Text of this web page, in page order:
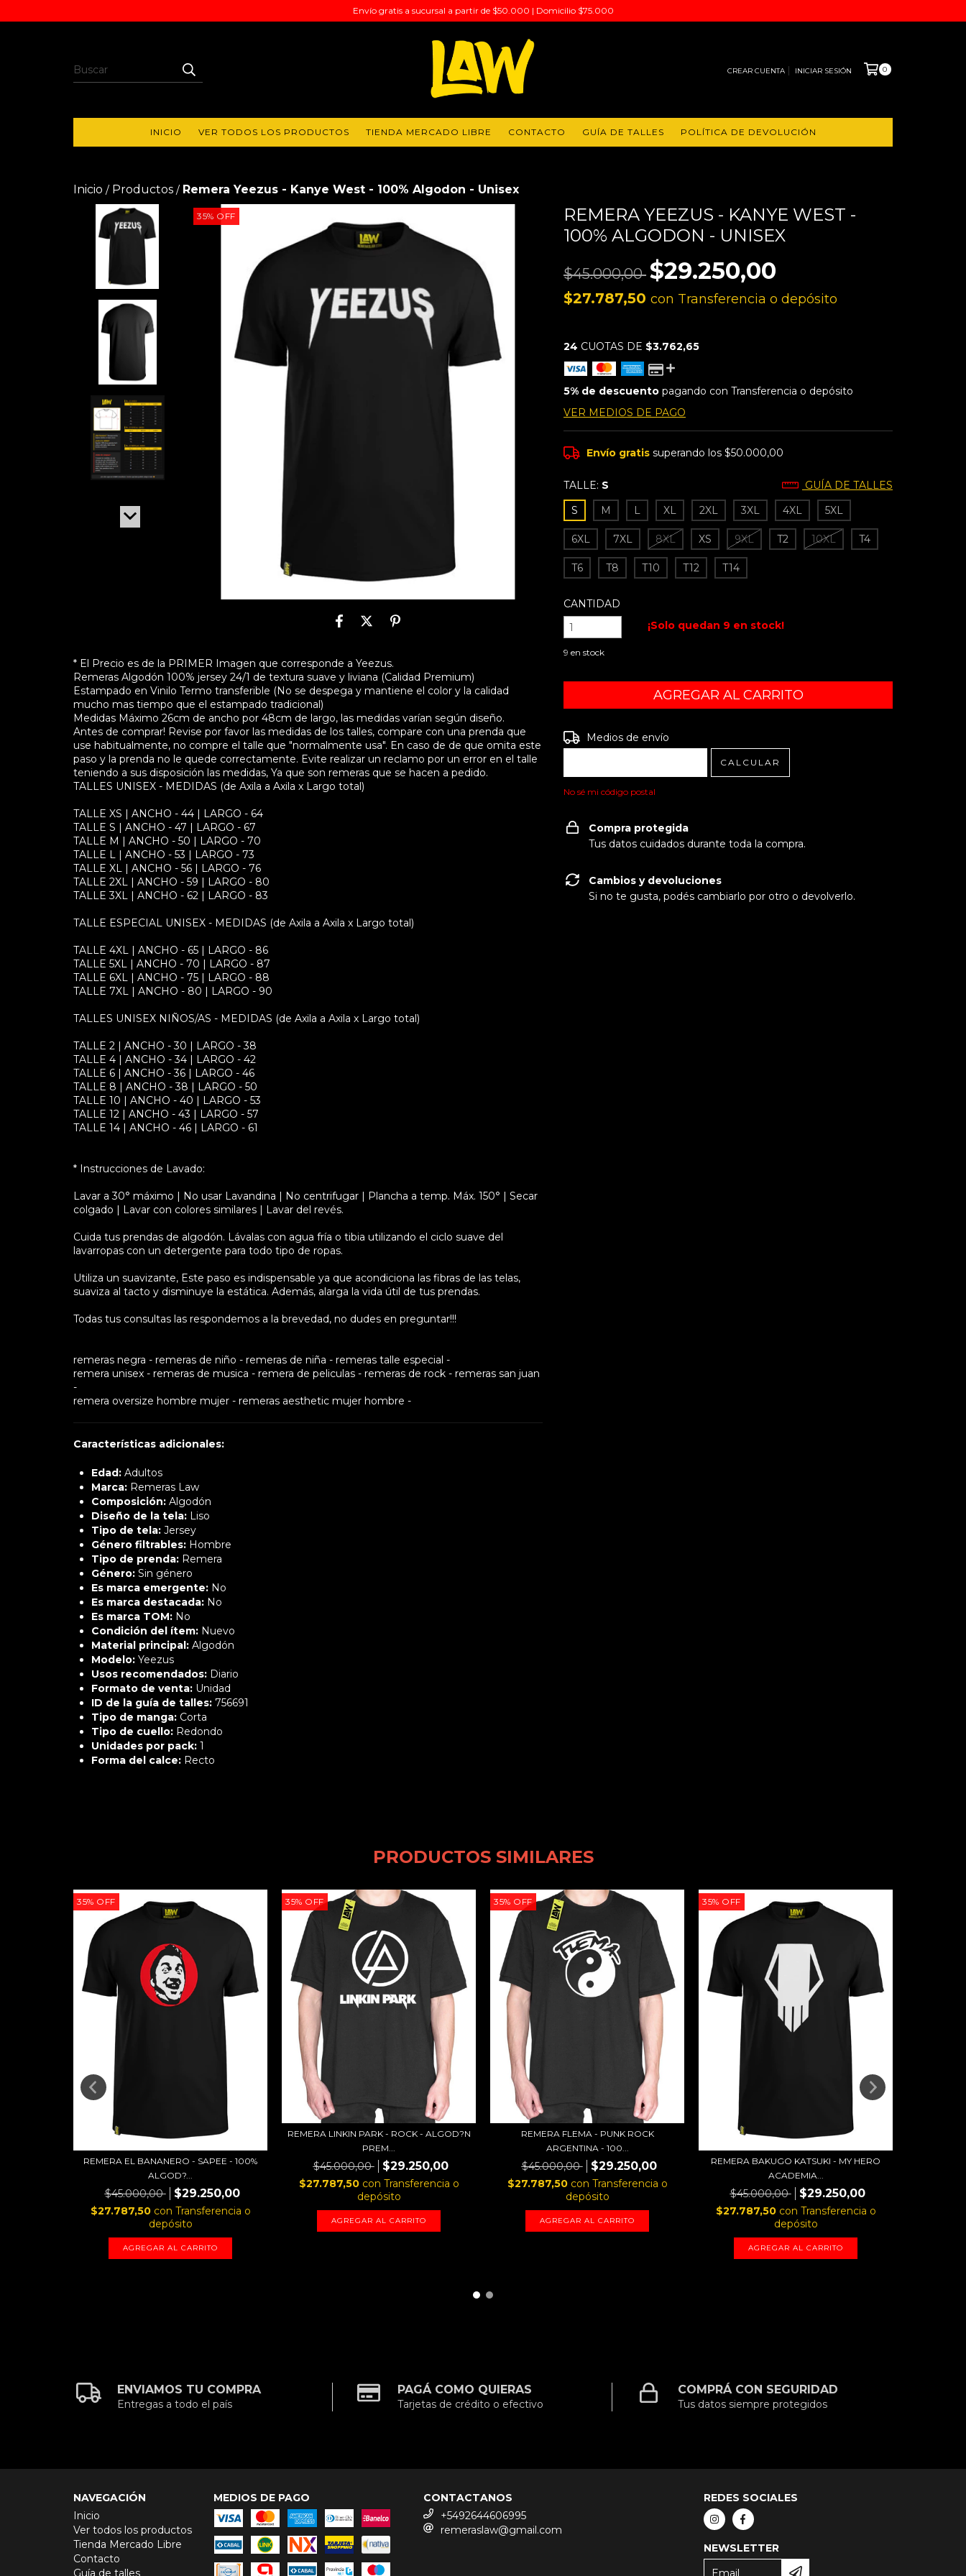
Envío gratis a sucursal a partir de $50.000 | Domicilio $75.000
CREAR CUENTA INICIAR SESIÓN 0
INICIO VER TODOS LOS PRODUCTOS TIENDA MERCADO LIBRE CONTACTO GUÍA DE TALLES POLÍTICA DE DEVOLUCIÓN
Inicio / Productos / Remera Yeezus - Kanye West - 100% Algodon - Unisex
35% OFF
* El Precio es de la PRIMER Imagen que corresponde a Yeezus.
Remeras Algodón 100% jersey 24/1 de textura suave y liviana (Calidad Premium)
Estampado en Vinilo Termo transferible (No se despega y mantiene el color y la calidad
mucho mas tiempo que el estampado tradicional)
Medidas Máximo 26cm de ancho por 48cm de largo, las medidas varían según diseño.
Antes de comprar! Revise por favor las medidas de los talles, compare con una prenda que
use habitualmente, no compre el talle que "normalmente usa". En caso de de que omita este
paso y la prenda no le quede correctamente. Evite realizar un reclamo por un error en el talle
teniendo a sus disposición las medidas, Ya que son remeras que se hacen a pedido.
TALLES UNISEX - MEDIDAS (de Axila a Axila x Largo total)
TALLE XS | ANCHO - 44 | LARGO - 64
TALLE S | ANCHO - 47 | LARGO - 67
TALLE M | ANCHO - 50 | LARGO - 70
TALLE L | ANCHO - 53 | LARGO - 73
TALLE XL | ANCHO - 56 | LARGO - 76
TALLE 2XL | ANCHO - 59 | LARGO - 80
TALLE 3XL | ANCHO - 62 | LARGO - 83
TALLE ESPECIAL UNISEX - MEDIDAS (de Axila a Axila x Largo total)
TALLE 4XL | ANCHO - 65 | LARGO - 86
TALLE 5XL | ANCHO - 70 | LARGO - 87
TALLE 6XL | ANCHO - 75 | LARGO - 88
TALLE 7XL | ANCHO - 80 | LARGO - 90
TALLES UNISEX NIÑOS/AS - MEDIDAS (de Axila a Axila x Largo total)
TALLE 2 | ANCHO - 30 | LARGO - 38
TALLE 4 | ANCHO - 34 | LARGO - 42
TALLE 6 | ANCHO - 36 | LARGO - 46
TALLE 8 | ANCHO - 38 | LARGO - 50
TALLE 10 | ANCHO - 40 | LARGO - 53
TALLE 12 | ANCHO - 43 | LARGO - 57
TALLE 14 | ANCHO - 46 | LARGO - 61
* Instrucciones de Lavado:
Lavar a 30° máximo | No usar Lavandina | No centrifugar | Plancha a temp. Máx. 150° | Secar
colgado | Lavar con colores similares | Lavar del revés.
Cuida tus prendas de algodón. Lávalas con agua fría o tibia utilizando el ciclo suave del
lavarropas con un detergente para todo tipo de ropas.
Utiliza un suavizante, Este paso es indispensable ya que acondiciona las fibras de las telas,
suaviza al tacto y disminuye la estática. Además, alarga la vida útil de tus prendas.
Todas tus consultas las respondemos a la brevedad, no dudes en preguntar!!!
remeras negra - remeras de niño - remeras de niña - remeras talle especial -
remera unisex - remeras de musica - remera de peliculas - remeras de rock - remeras san juan
-
remera oversize hombre mujer - remeras aesthetic mujer hombre -
Características adicionales:
Edad: Adultos
Marca: Remeras Law
Composición: Algodón
Diseño de la tela: Liso
Tipo de tela: Jersey
Género filtrables: Hombre
Tipo de prenda: Remera
Género: Sin género
Es marca emergente: No
Es marca destacada: No
Es marca TOM: No
Condición del ítem: Nuevo
Material principal: Algodón
Modelo: Yeezus
Usos recomendados: Diario
Formato de venta: Unidad
ID de la guía de talles: 756691
Tipo de manga: Corta
Tipo de cuello: Redondo
Unidades por pack: 1
Forma del calce: Recto
REMERA YEEZUS - KANYE WEST -
100% ALGODON - UNISEX
$45.000,00 $29.250,00
$27.787,50con Transferencia o depósito
24 CUOTAS DE $3.762,65
5% de descuento pagando con Transferencia o depósito
VER MEDIOS DE PAGO
Envío gratis superando los$50.000,00
TALLE: S
GUÍA DE TALLES
S
M L XL 2XL 3XL 4XL 5XL
6XL 7XL 8XL XS 9XL T2 10XL T4
T6 T8 T10 T12 T14
CANTIDAD
9 en stock
¡Solo quedan 9 en stock!
Entregas para el CP:
Medios de envío
CALCULAR
No sé mi código postal
Compra protegida
Tus datos cuidados durante toda la compra.
Cambios y devoluciones
Si no te gusta, podés cambiarlo por otro o devolverlo.
PRODUCTOS SIMILARES
35% OFF
REMERA EL BANANERO - SAPEE - 100%
ALGOD?...
$45.000,00 $29.250,00
$27.787,50 con Transferencia o
depósito
AGREGAR AL CARRITO
35% OFF
REMERA LINKIN PARK - ROCK - ALGOD?N
PREM...
$45.000,00 $29.250,00
$27.787,50 con Transferencia o
depósito
AGREGAR AL CARRITO
35% OFF
REMERA FLEMA - PUNK ROCK
ARGENTINA - 100...
$45.000,00 $29.250,00
$27.787,50 con Transferencia o
depósito
AGREGAR AL CARRITO
35% OFF
REMERA BAKUGO KATSUKI - MY HERO
ACADEMIA...
$45.000,00 $29.250,00
$27.787,50 con Transferencia o
depósito
AGREGAR AL CARRITO
ENVIAMOS TU COMPRA
Entregas a todo el país
PAGÁ COMO QUIERAS
Tarjetas de crédito o efectivo
COMPRÁ CON SEGURIDAD
Tus datos siempre protegidos
NAVEGACIÓN
Inicio
Ver todos los productos
Tienda Mercado Libre
Contacto
Guía de talles
MEDIOS DE PAGO
CONTACTANOS
+5492644606995
remeraslaw@gmail.com
REDES SOCIALES
NEWSLETTER